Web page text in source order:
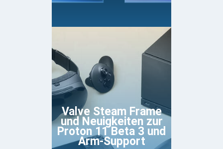
Valve Steam Frame
und Neuigkeiten zur
Proton 11 Beta 3 und
Arm-Support